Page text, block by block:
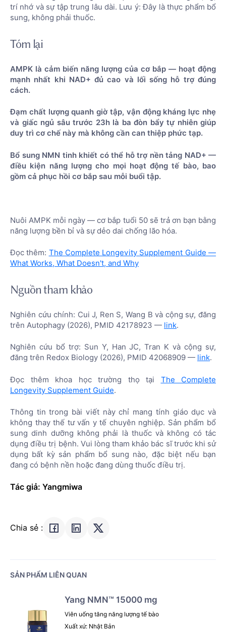
trí nhớ và sự tập trung lâu dài. Lưu ý: Đây là thực phẩm bổ
sung, không phải thuốc.
Tóm lại
AMPK là cảm biến năng lượng của cơ bắp — hoạt động
mạnh nhất khi NAD+ đủ cao và lối sống hỗ trợ đúng
cách.
Đạm chất lượng quanh giờ tập, vận động kháng lực nhẹ
và giấc ngủ sâu trước 23h là ba đòn bẩy tự nhiên giúp
duy trì cơ chế này mà không cần can thiệp phức tạp.
Bổ sung NMN tinh khiết có thể hỗ trợ nền tảng NAD+ —
điều kiện năng lượng cho mọi hoạt động tế bào, bao
gồm cả phục hồi cơ bắp sau mỗi buổi tập.
Nuôi AMPK mỗi ngày — cơ bắp tuổi 50 sẽ trả ơn bạn bằng
năng lượng bền bỉ và sự dẻo dai chống lão hóa.
Đọc thêm: The Complete Longevity Supplement Guide —
What Works, What Doesn't, and Why
Nguồn tham khảo
Nghiên cứu chính: Cui J, Ren S, Wang B và cộng sự, đăng
trên Autophagy (2026), PMID 42178923 — link.
Nghiên cứu bổ trợ: Sun Y, Han JC, Tran K và cộng sự,
đăng trên Redox Biology (2026), PMID 42068909 — link.
Đọc thêm khoa học trường thọ tại The Complete
Longevity Supplement Guide.
Thông tin trong bài viết này chỉ mang tính giáo dục và
không thay thế tư vấn y tế chuyên nghiệp. Sản phẩm bổ
sung dinh dưỡng không phải là thuốc và không có tác
dụng điều trị bệnh. Vui lòng tham khảo bác sĩ trước khi sử
dụng bất kỳ sản phẩm bổ sung nào, đặc biệt nếu bạn
đang có bệnh nền hoặc đang dùng thuốc điều trị.
Tác giả: Yangmiwa
Chia sẻ :
SẢN PHẨM LIÊN QUAN
Yang NMN™ 15000 mg
Viên uống tăng năng lượng tế bào
Xuất xứ: Nhật Bản